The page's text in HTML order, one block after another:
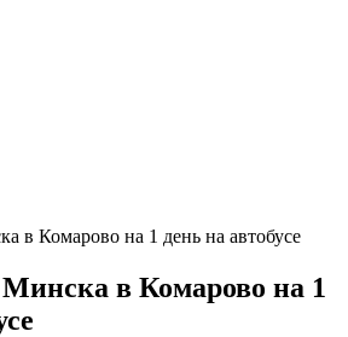
в Комарово на 1